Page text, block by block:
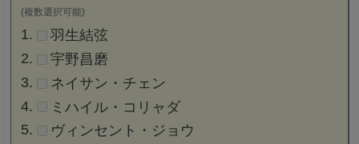
(複数選択可能)
羽生結弦
宇野昌磨
ネイサン・チェン
ミハイル・コリャダ
ヴィンセント・ジョウ